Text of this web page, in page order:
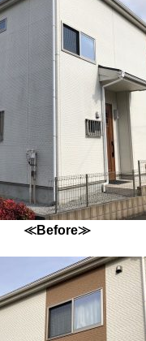
≪Before≫